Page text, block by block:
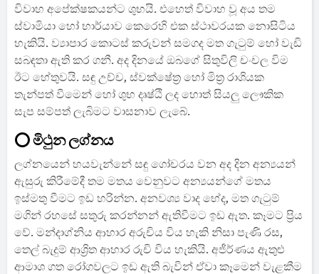
විවාහ අපේක්ෂකයන්ට ශුභයි. එහෙත් විවාහ වූ අය තම
ස්වාමියා හෝ භාර්යාව කෙරෙහි එක ස්ථාවරයක නොසිටිය
හැකියි. ව්‍යාපාර කොටස් කරුවන් සමගද මත ගැටුම් හෝ වැඩි
සබඳතා ඇති කර ගනී. අද දිනයේ ඔබගේ සිතුවිලි චංචල විම
ඊට හේතුවයි. සඳු උච්ච, ස්වක්ෂේත්‍ර හෝ මිත්‍ර රාශියක
තැන්පත් වීමෙන් හෝ ශුභ දෘෂ්ඨි ලද හොත් සියලු ලෞකික
සැප සම්පත් ලැබිමට වාසනාව ලැබේ.
⭕ මිථුන ලග්නය
ලග්නයෙන් හයවැන්නේ සඳු ගෝචරය වන අද දින අන්‍යයන්
ඇසුරු කිරීමේදී තම මතය වෙනුවට අන්‍යයන්ගේ මතය
ඉස්මතු වීමට ඉඩ හරින්න. අනවශ්‍ය වාද භේද, මත ගැටුම්
මගින් රහසේ සතුරු කරන්නන් ඇතිවීමට ඉඩ ඇත. කෑමට ප්‍රිය
වේ. මන්දාග්නිය ආහාර අරුචිය විය හැකි නිසා පැණි රස,
තෙල් බැදුම් ආශ්‍රිත ආහාර රුචි විය හැකියි. අජීර්ණය ඇතුළු
ආමාශ ගත රෝගවලට ඉඩ ඇති බැවින් ඒවා කෑමෙන් වැළකීම